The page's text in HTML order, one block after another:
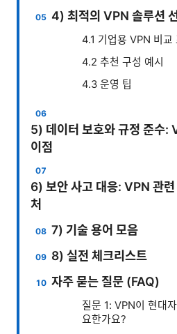
4) 최적의 VPN 솔루션
4.1 기업용 VPN 비교
4.2 추천 구성 예시
4.3 운영 팁
5) 데이터 보호와 규정 준수:
이점
6) 보안 사고 대응: VPN 관
처
7) 기술 용어 모음
8) 실전 체크리스트
자주 묻는 질문 (FAQ)
질문 1: VPN이 현대
요한가요?